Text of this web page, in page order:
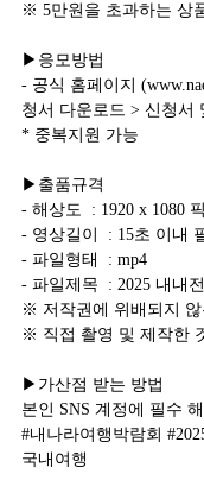
※ 5만원을 초과하는 상
▶응모방법
- 공식 홈페이지
청서 다운로드 > 신청서
* 중복지원 가능
▶출품규격
- 해상도 : 1920 x 1080
- 영상길이 : 15초 이내
- 파일형태 : mp4
- 파일제목 : 2025 내내
※ 저작권에 위배되지
※ 직접 촬영 및 제작한
▶가산점 받는 방법
본인 SNS 계정에 필수
#내나라여행박람회
국내여행